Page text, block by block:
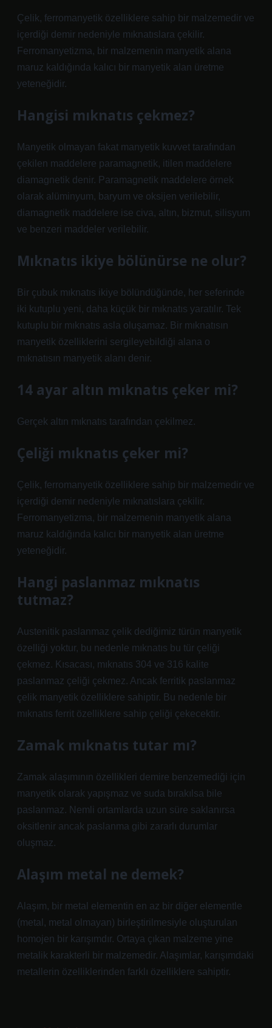
Çelik, ferromanyetik özelliklere sahip bir malzemedir ve
içerdiği demir nedeniyle mıknatıslara çekilir.
Ferromanyetizma, bir malzemenin manyetik alana
maruz kaldığında kalıcı bir manyetik alan üretme
yeteneğidir.
Hangisi mıknatıs çekmez?
Manyetik olmayan fakat manyetik kuvvet tarafından
çekilen maddelere paramagnetik, itilen maddelere
diamagnetik denir. Paramagnetik maddelere örnek
olarak alüminyum, baryum ve oksijen verilebilir,
diamagnetik maddelere ise civa, altın, bizmut, silisyum
ve benzeri maddeler verilebilir.
Mıknatıs ikiye bölünürse ne olur?
Bir çubuk mıknatıs ikiye bölündüğünde, her seferinde
iki kutuplu yeni, daha küçük bir mıknatıs yaratılır. Tek
kutuplu bir mıknatıs asla oluşamaz. Bir mıknatısın
manyetik özelliklerini sergileyebildiği alana o
mıknatısın manyetik alanı denir.
14 ayar altın mıknatıs çeker mi?
Gerçek altın mıknatıs tarafından çekilmez.
Çeliği mıknatıs çeker mi?
Çelik, ferromanyetik özelliklere sahip bir malzemedir ve
içerdiği demir nedeniyle mıknatıslara çekilir.
Ferromanyetizma, bir malzemenin manyetik alana
maruz kaldığında kalıcı bir manyetik alan üretme
yeteneğidir.
Hangi paslanmaz mıknatıs
tutmaz?
Austenitik paslanmaz çelik dediğimiz türün manyetik
özelliği yoktur, bu nedenle mıknatıs bu tür çeliği
çekmez. Kısacası, mıknatıs 304 ve 316 kalite
paslanmaz çeliği çekmez. Ancak ferritik paslanmaz
çelik manyetik özelliklere sahiptir. Bu nedenle bir
mıknatıs ferrit özelliklere sahip çeliği çekecektir.
Zamak mıknatıs tutar mı?
Zamak alaşımının özellikleri demire benzemediği için
manyetik olarak yapışmaz ve suda bırakılsa bile
paslanmaz. Nemli ortamlarda uzun süre saklanırsa
oksitlenir ancak paslanma gibi zararlı durumlar
oluşmaz.
Alaşım metal ne demek?
Alaşım, bir metal elementin en az bir diğer elementle
(metal, metal olmayan) birleştirilmesiyle oluşturulan
homojen bir karışımdır. Ortaya çıkan malzeme yine
metalik karakterli bir malzemedir. Alaşımlar, karışımdaki
metallerin özelliklerinden farklı özelliklere sahiptir.